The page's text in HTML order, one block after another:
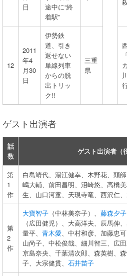
日
途中に“終
着駅”
12
2011
年4
月30
日
伊勢鉄
道、引き
返せない
単線列車
からの脱
出トリッ
ク!!
三重
県
ゲスト出演者
話
数
ゲスト出演者（
第
1
作
白島靖代、湯江健幸、木野花、頭
嶋大輔、前田昌明、沼崎悠、高橋
生、山口河童、天現寺竜、西沢仁
第
2
作
大寶智子 （中林美奈子）、 藤森夕子
（広田健児）、大高洋夫、辰馬伸
量平、 青木愛、中村和彦、加藤忠
山尚子、中松俊哉、細川智三、広
京島奈央、千葉清次郎、森英樹、
子、大宗健貫、 石井苗子